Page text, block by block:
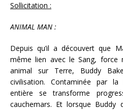
Sollicitation :
ANIMAL MAN :
Depuis qu’il a découvert que
même lien avec le Sang, force
animal sur Terre, Buddy
civilisation. Contaminée par la
entière se transforme
cauchemars. Et lorsque Buddy